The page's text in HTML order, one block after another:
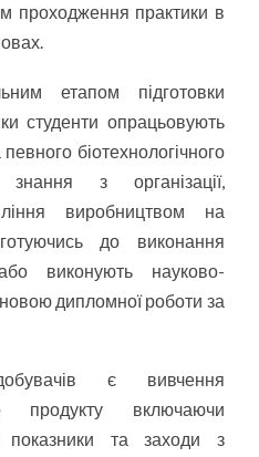
проходження практики в
етапом підготовки
студенти опрацьовують
біотехнологічного
з організації,
виробництвом на
до виконання
виконують науково-
дипломної роботи за
є вивчення
продукту включаючи
показники та заходи з